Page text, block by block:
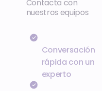
Contacta con
nuestros equipos
Conversación
rápida con un
experto